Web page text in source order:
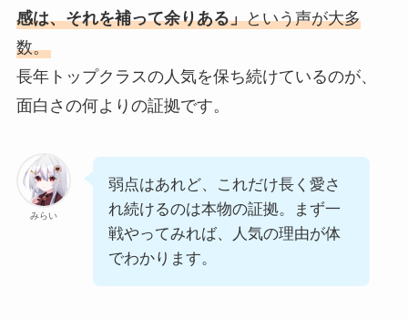
感は、それを補って余りある」という声が大多
数。
長年トップクラスの人気を保ち続けているのが、
面白さの何よりの証拠です。
みらい
弱点はあれど、これだけ長く愛さ
れ続けるのは本物の証拠。まず一
戦やってみれば、人気の理由が体
でわかります。